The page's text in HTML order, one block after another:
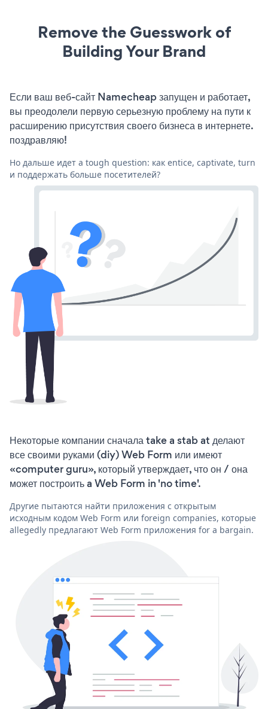
Remove the Guesswork of
Building Your Brand
Если ваш веб-сайт Namecheap запущен и работает,
вы преодолели первую серьезную проблему на пути к
расширению присутствия своего бизнеса в интернете.
поздравляю!
Но дальше идет a tough question: как entice, captivate, turn
и поддержать больше посетителей?
Некоторые компании сначала take a stab at делают
все своими руками (diy) Web Form или имеют
«computer guru», который утверждает, что он / она
может построить a Web Form in 'no time'.
Другие пытаются найти приложения с открытым
исходным кодом Web Form или foreign companies, которые
allegedly предлагают Web Form приложения for a bargain.